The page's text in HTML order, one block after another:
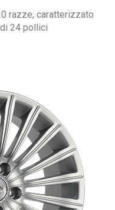
razze, caratterizzato
24 pollici